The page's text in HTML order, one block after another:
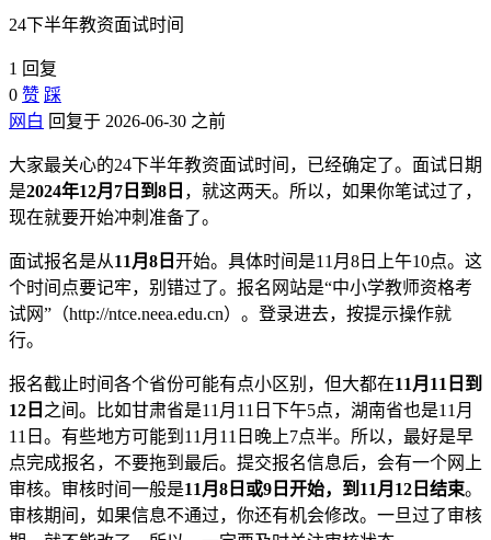
24下半年教资面试时间
1 回复
0 赞 踩
网白 回复于 2026-06-30 之前
大家最关心的24下半年教资面试时间，已经确定了。面试日期
是2024年12月7日到8日 ，就这两天。所以，如果你笔试过了，
现在就要开始冲刺准备了。
面试报名是从11月8日 开始。具体时间是11月8日上午10点。这
个时间点要记牢，别错过了。报名网站是“中小学教师资格考
试网”（http://ntce.neea.edu.cn）。登录进去，按提示操作就
行。
报名截止时间各个省份可能有点小区别，但大都在11月11日到
12日 之间。比如甘肃省是11月11日下午5点，湖南省也是11月
11日。有些地方可能到11月11日晚上7点半。所以，最好是早
点完成报名，不要拖到最后。提交报名信息后，会有一个网上
审核。审核时间一般是11月8日或9日开始，到11月12日结束。
审核期间，如果信息不通过，你还有机会修改。一旦过了审核